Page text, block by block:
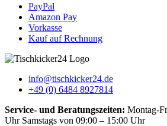
PayPal
Amazon Pay
Vorkasse
Kauf auf Rechnung
info@tischkicker24.de
+49 (0) 6484 8927814
Service- und Beratungszeiten: Montag-
Uhr Samstags von 09:00 – 15:00 Uhr